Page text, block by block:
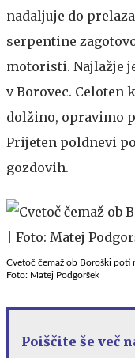
nadaljuje do prelaza
serpentine
motoristi. Najlažje
v Borovec. Celoten
dolžino, opravimo
Prijeten poldnevi
gozdovih.
Cvetoč čemaž ob Boroški poti
Foto: Matej Podgoršek
Poiščite še več